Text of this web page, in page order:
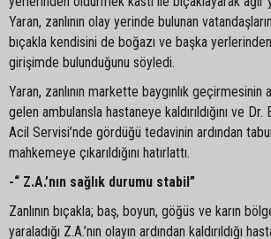
Yaran, zanlının olay yerinde bulunan
bıçakla kendisini de boğazı ve başka
girişimde bulunduğunu söyledi.
Yaran, zanlının markette baygınlık geçirmesinin
gelen ambulansla hastaneye kaldırıldığını ve
Acil Servisi’nde gördüğü tedavinin ardından
mahkemeye çıkarıldığını hatırlattı.
-“ Z.A.’nın sağlık durumu stabil”
Zanlının bıçakla; baş, boyun, göğüs ve karın
yaraladığı Z.A.’nın olayın ardından kaldırıldığı